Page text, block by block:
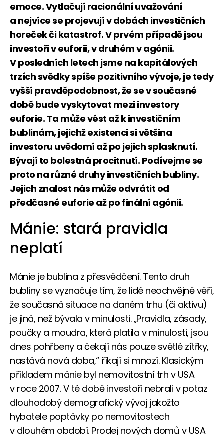
emoce. Vytlačují racionální uvažování
a nejvíce se projevují v dobách investičních
horeček či katastrof. V prvém případě jsou
investoři v euforii, v druhém v agónii.
V posledních letech jsme na kapitálových
trzích svědky spíše pozitivního vývoje, je tedy
vyšší pravděpodobnost, že se v současné
době bude vyskytovat mezi investory
euforie. Ta může vést až k investičním
bublinám, jejichž existenci si většina
investoru uvědomí až po jejich splasknutí.
Bývají to bolestná procitnutí. Podívejme se
proto na různé druhy investičních bubliny.
Jejich znalost nás může odvrátit od
předčasné euforie až po finální agónii.
Mánie: stará pravidla
neplatí
Mánie je bublina z přesvědčení. Tento druh
bubliny se vyznačuje tím, že lidé neochvějně věří,
že současná situace na daném trhu (či aktivu)
je jiná, než bývala v minulosti. „Pravidla, zásady,
poučky a moudra, která platila v minulosti, jsou
dnes pohřbeny a čekají nás pouze světlé zítřky,
nastává nová doba,“ říkají si mnozí. Klasickým
příkladem mánie byl nemovitostní trh v USA
v roce 2007. V té době investoři nebrali v potaz
dlouhodobý demografický vývoj jakožto
hybatele poptávky po nemovitostech
v dlouhém období. Prodej nových domů v USA